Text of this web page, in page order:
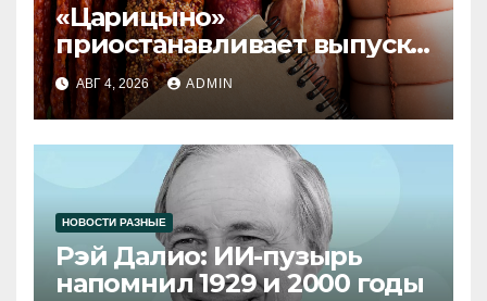
«Царицыно»
приостанавливает выпуск
продукции
АВГ 4, 2026 ADMIN
НОВОСТИ РАЗНЫЕ
Рэй Далио: ИИ-пузырь
напомнил 1929 и 2000 годы